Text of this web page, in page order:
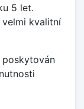
5 let.
kvalitní
poskytován